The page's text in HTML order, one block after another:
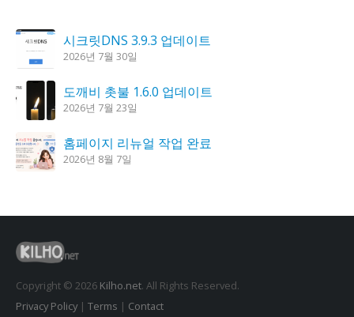
시크릿DNS 3.9.3 업데이트
2026년 7월 30일
도깨비 촛불 1.6.0 업데이트
2026년 7월 23일
홈페이지 리뉴얼 작업 완료
2026년 8월 7일
꿈의세계 1.3.0 – 꿈해몽, 꿈풀이
2026년 7월 30일
Copyright © 2026 Kilho.net. All Rights Reserved.
Privacy Policy| Terms | Contact